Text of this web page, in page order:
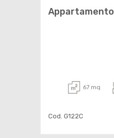
Appartamento
67 mq
Cod. G122C